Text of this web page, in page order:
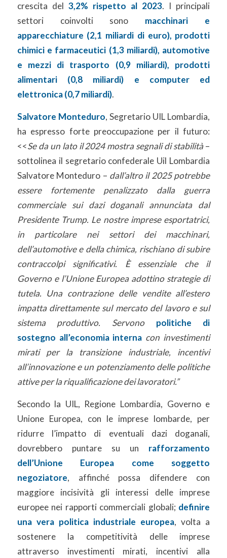
crescita del 3,2% rispetto al 2023. I principali
settori coinvolti sono macchinari e
apparecchiature (2,1 miliardi di euro), prodotti
chimici e farmaceutici (1,3 miliardi), automotive
e mezzi di trasporto (0,9 miliardi), prodotti
alimentari (0,8 miliardi) e computer ed
elettronica (0,7 miliardi).
Salvatore Monteduro, Segretario UIL Lombardia,
ha espresso forte preoccupazione per il futuro:
<<Se da un lato il 2024 mostra segnali di stabilità–
sottolinea il segretario confederale Uil Lombardia
Salvatore Monteduro – dall’altro il 2025 potrebbe
essere fortemente penalizzato dalla guerra
commerciale sui dazi doganali annunciata dal
Presidente Trump. Le nostre imprese esportatrici,
in particolare nei settori dei macchinari,
dell’automotive e della chimica, rischiano di subire
contraccolpi significativi. È essenziale che il
Governo e l’Unione Europea adottino strategie di
tutela. Una contrazione delle vendite all’estero
impatta direttamente sul mercato del lavoro e sul
sistema produttivo. Servono politiche di
sostegno all’economia interna con investimenti
mirati per la transizione industriale, incentivi
all’innovazione e un potenziamento delle politiche
attive per la riqualificazione dei lavoratori.”
Secondo la UIL, Regione Lombardia, Governo e
Unione Europea, con le imprese lombarde, per
ridurre l’impatto di eventuali dazi doganali,
dovrebbero puntare su un rafforzamento
dell’Unione Europea come soggetto
negoziatore, affinché possa difendere con
maggiore incisività gli interessi delle imprese
europee nei rapporti commerciali globali; definire
una vera politica industriale europea, volta a
sostenere la competitività delle imprese
attraverso investimenti mirati, incentivi alla